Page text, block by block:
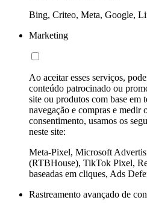
Bing, Criteo, Meta, Google,
Marketing
Ao aceitar esses serviços,
conteúdo patrocinado ou
site ou produtos com base em
navegação e compras e medir
consentimento, usamos os
neste site:
Meta-Pixel, Microsoft
(RTBHouse), TikTok Pixel,
baseadas em cliques, Ads
Rastreamento avançado de